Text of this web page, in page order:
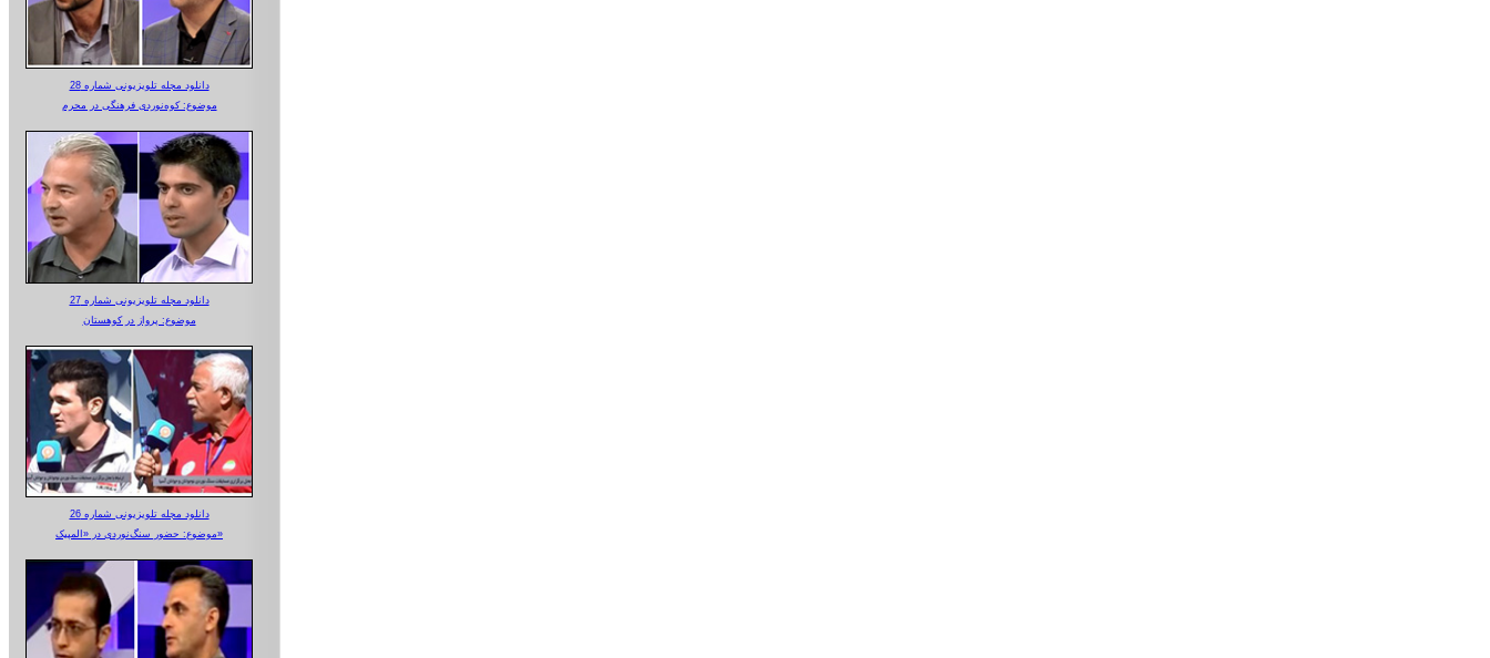
دانلود مجله تلویزیونی شماره 28
موضوع: کوه‌نوردی فرهنگی در محرم
دانلود مجله تلویزیونی شماره 27
موضوع: پرواز در کوهستان
دانلود مجله تلویزیونی شماره 26
موضوع: حضور سنگ‌نوردی در «المپیک»